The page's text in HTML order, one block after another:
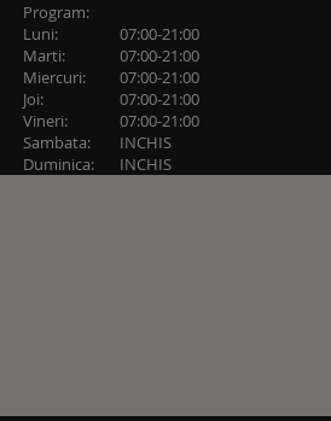
Program:
Luni:
07:00-21:00
Marti:
07:00-21:00
Miercuri:
07:00-21:00
Joi:
07:00-21:00
Vineri:
07:00-21:00
Sambata:
INCHIS
Duminica:
INCHIS